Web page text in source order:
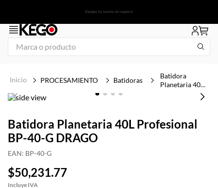
Marca o producto
PROCESAMIENTO Batidoras
Batidora
Planetaria 40L
Profesional BP-
40-G DRAGO
Batidora Planetaria 40L Profesional
BP-40-G DRAGO
EAN: BP-40-G
$50,231.77
congelador
3.
plancha
4
freidora
5
mesa refrigerada
6.
1
7.
icehaus